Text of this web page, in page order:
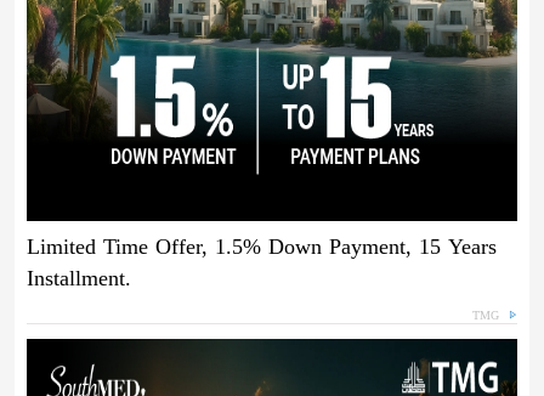
Limited Time Offer, 1.5% Down Payment, 15 Years
Installment.
TMG